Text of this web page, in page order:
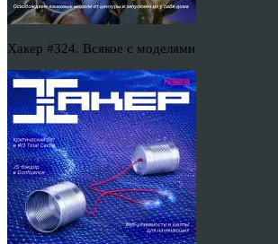
Хакер #324. Всякое с моделями